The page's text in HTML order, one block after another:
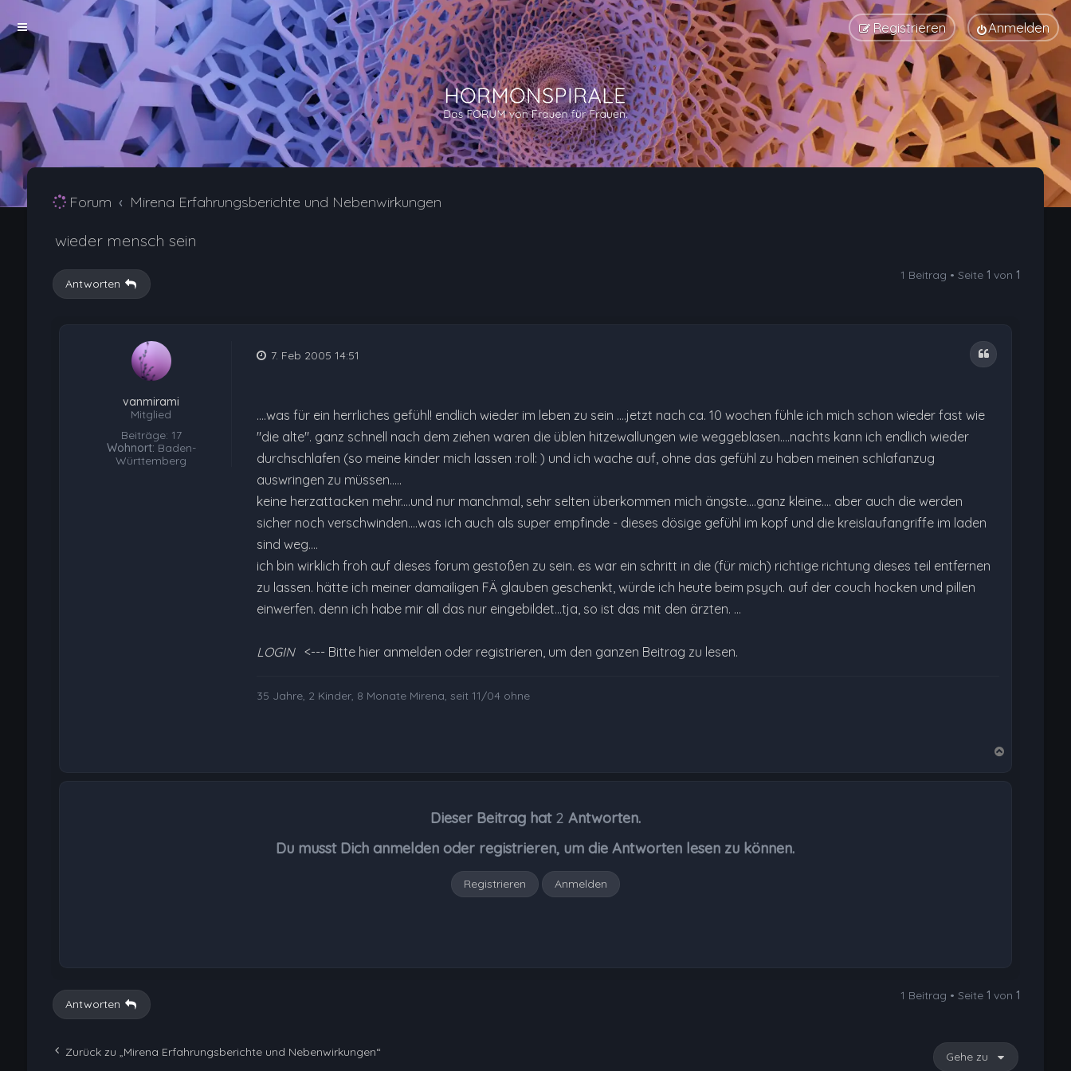
Anmelden
Registrieren
Forum Mirena Erfahrungsberichte und Nebenwirkungen
wieder mensch sein
Antworten
1 Beitrag • Seite1 von1
vanmirami
Mitglied
Beiträge: 17
Wohnort: Baden-
Württemberg
Zitat
7. Feb 2005 14:51
....was für ein herrliches gefühl! endlich wieder im leben zu sein ....jetzt nach ca. 10 wochen fühle ich mich schon wieder fast wie
"die alte". ganz schnell nach dem ziehen waren die üblen hitzewallungen wie weggeblasen....nachts kann ich endlich wieder
durchschlafen (so meine kinder mich lassen :roll: ) und ich wache auf, ohne das gefühl zu haben meinen schlafanzug
auswringen zu müssen.....
keine herzattacken mehr....und nur manchmal, sehr selten überkommen mich ängste....ganz kleine.... aber auch die werden
sicher noch verschwinden....was ich auch als super empfinde - dieses dösige gefühl im kopf und die kreislaufangriffe im laden
sind weg....
ich bin wirklich froh auf dieses forum gestoßen zu sein. es war ein schritt in die (für mich) richtige richtung dieses teil entfernen
zu lassen. hätte ich meiner damailigen FÄ glauben geschenkt, würde ich heute beim psych. auf der couch hocken und pillen
einwerfen. denn ich habe mir all das nur eingebildet...tja, so ist das mit den ärzten. …
LOGIN <--- Bitte hier anmelden oder registrieren, um den ganzen Beitrag zu lesen.
35 Jahre, 2 Kinder, 8 Monate Mirena, seit 11/04 ohne
Dieser Beitrag hat 2 Antworten.
Du musst Dich anmelden oder registrieren, um die Antworten lesen zu können.
Registrieren Anmelden
Antworten
1 Beitrag • Seite1 von1
Zurück zu „Mirena Erfahrungsberichte und Nebenwirkungen“ Gehe zu